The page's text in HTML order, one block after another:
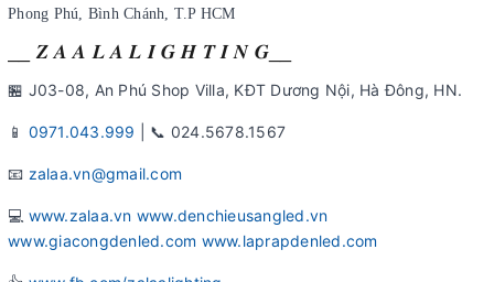
Phong Phú, Bình Chánh, T.P HCM
__ 𝒁 𝑨 𝑨 𝑳 𝑨 𝑳 𝑰 𝑮 𝑯 𝑻 𝑰 𝑵 𝑮__
🏪 J03-08, An Phú Shop Villa, KĐT Dương Nội, Hà Đông, HN.
📱 0971.043.999 | 📞 024.5678.1567
📧 zalaa.vn@gmail.com
💻 www.zalaa.vn www.denchieusangled.vn
www.giacongdenled.com www.laprapdenled.com